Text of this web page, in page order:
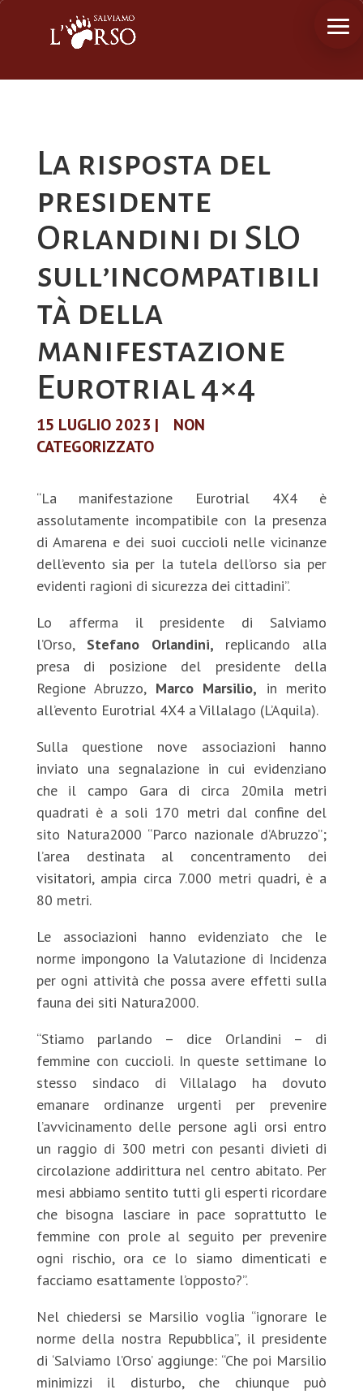
La risposta del
presidente
Orlandini di SLO
sull’incompatibili
tà della
manifestazione
Eurotrial 4×4
15 LUGLIO 2023 |
NON
CATEGORIZZATO
“La manifestazione Eurotrial 4X4 è
assolutamente incompatibile con la presenza
di Amarena e dei suoi cuccioli nelle vicinanze
dell’evento sia per la tutela dell’orso sia per
evidenti ragioni di sicurezza dei cittadini”.
Lo afferma il presidente di Salviamo
l’Orso, Stefano Orlandini, replicando alla
presa di posizione del presidente della
Regione Abruzzo, Marco Marsilio, in merito
all’evento Eurotrial 4X4 a Villalago (L’Aquila).
Sulla questione nove associazioni hanno
inviato una segnalazione in cui evidenziano
che il campo Gara di circa 20mila metri
quadrati è a soli 170 metri dal confine del
sito Natura2000 “Parco nazionale d’Abruzzo”;
l’area destinata al concentramento dei
visitatori, ampia circa 7.000 metri quadri, è a
80 metri.
Le associazioni hanno evidenziato che le
norme impongono la Valutazione di Incidenza
per ogni attività che possa avere effetti sulla
fauna dei siti Natura2000.
“Stiamo parlando – dice Orlandini – di
femmine con cuccioli. In queste settimane lo
stesso sindaco di Villalago ha dovuto
emanare ordinanze urgenti per prevenire
l’avvicinamento delle persone agli orsi entro
un raggio di 300 metri con pesanti divieti di
circolazione addirittura nel centro abitato. Per
mesi abbiamo sentito tutti gli esperti ricordare
che bisogna lasciare in pace soprattutto le
femmine con prole al seguito per prevenire
ogni rischio, ora ce lo siamo dimenticati e
facciamo esattamente l’opposto?”.
Nel chiedersi se Marsilio voglia “ignorare le
norme della nostra Repubblica”, il presidente
di ‘Salviamo l’Orso’ aggiunge: “Che poi Marsilio
minimizzi il disturbo, che chiunque può